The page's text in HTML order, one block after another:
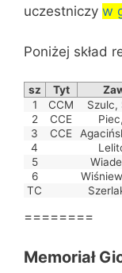
uczestniczy w
Poniżej skład
sz Tyt
1
CCM Szulc,
2
CCE
3
CCE
4
5
6
TC
========
Memoriał